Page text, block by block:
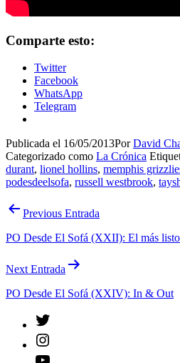
Comparte esto:
Twitter
Facebook
WhatsApp
Telegram
Publicada el 16/05/2013PorDavid
Categorizado como La Crónica
durant, lionel hollins, memphis
podesdeelsofa, russell westbrook,
Navegación
entradas
Previous Entrada
PO Desde El Sofá (XXII): El más listo
Next Entrada
PO Desde El Sofá (XXIV): In & Out